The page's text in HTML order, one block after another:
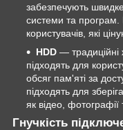
забезпечують
системи та
користувачів, які
HDD — традиційні
підходять для
обсяг пам'яті за
підходять для
як відео, фотографії
Гнучкість